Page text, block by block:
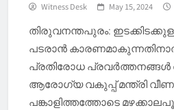
Witness Desk May 15, 2024
തിരുവനന്തപുരം:
പടരാൻ
പ്രതിരോധ പ്രവര്‍ത്തനങ്ങള്‍
ആരോഗ്യ വകുപ്പ് മന്ത്രി
പങ്കാളിത്തത്തോടെ